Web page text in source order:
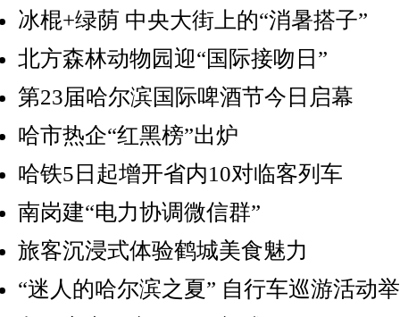
冰棍+绿荫 中央大街上的“消暑搭子”
北方森林动物园迎“国际接吻日”
第23届哈尔滨国际啤酒节今日启幕
哈市热企“红黑榜”出炉
哈铁5日起增开省内10对临客列车
南岗建“电力协调微信群”
旅客沉浸式体验鹤城美食魅力
“迷人的哈尔滨之夏” 自行车巡游活动